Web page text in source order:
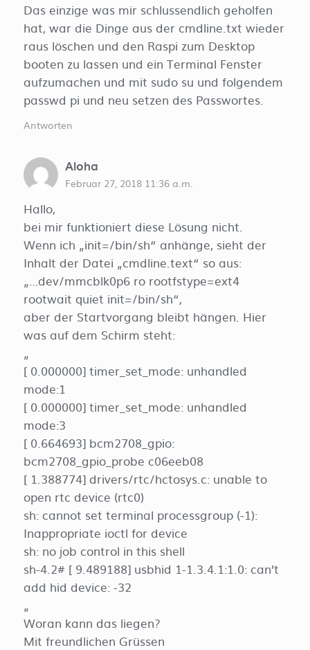
Das einzige was mir schlussendlich geholfen
hat, war die Dinge aus der cmdline.txt wieder
raus löschen und den Raspi zum Desktop
booten zu lassen und ein Terminal Fenster
aufzumachen und mit sudo su und folgendem
passwd pi und neu setzen des Passwortes.
Antworten
Aloha
Februar 27, 2018 11:36 a.m.
Hallo,
bei mir funktioniert diese Lösung nicht.
Wenn ich „init=/bin/sh“ anhänge, sieht der
Inhalt der Datei „cmdline.text“ so aus:
„…dev/mmcblk0p6 ro rootfstype=ext4
rootwait quiet init=/bin/sh“,
aber der Startvorgang bleibt hängen. Hier
was auf dem Schirm steht:
„
[ 0.000000] timer_set_mode: unhandled
mode:1
[ 0.000000] timer_set_mode: unhandled
mode:3
[ 0.664693] bcm2708_gpio:
bcm2708_gpio_probe c06eeb08
[ 1.388774] drivers/rtc/hctosys.c: unable to
open rtc device (rtc0)
sh: cannot set terminal processgroup (-1):
Inappropriate ioctl for device
sh: no job control in this shell
sh-4.2# [ 9.489188] usbhid 1-1.3.4.1:1.0: can’t
add hid device: -32
„
Woran kann das liegen?
Mit freundlichen Grüssen